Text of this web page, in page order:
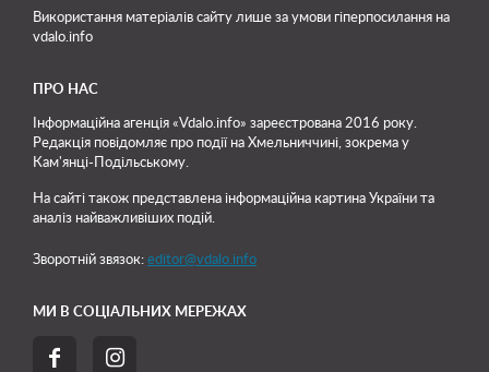
Використання матеріалів сайту лише за умови гіперпосилання на
vdalo.info
ПРО НАС
Інформаційна агенція «Vdalo.info» зареєстрована 2016 року.
Редакція повідомляє про події на Хмельниччині, зокрема у
Кам'янці-Подільському.
На сайті також представлена інформаційна картина України та
аналіз найважливіших подій.
Зворотній звязок: editor@vdalo.info
МИ В СОЦІАЛЬНИХ МЕРЕЖАХ
 